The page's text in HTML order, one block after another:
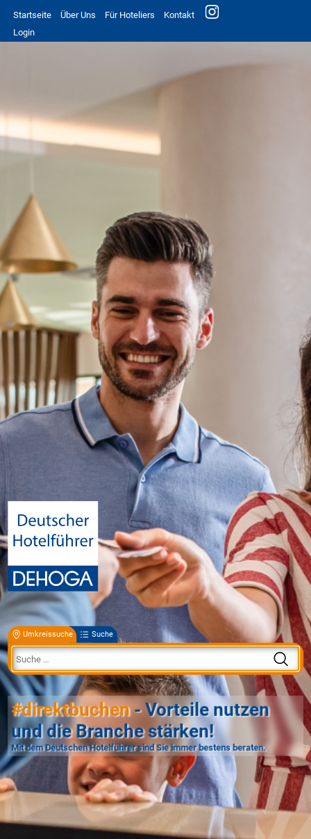
Startseite Über Uns Für Hoteliers
Kontakt
Login
Umkreissuche Suche
#direktbuchen- Vorteile nutzen
und die Branche stärken!
Mit dem Deutschen Hotelführer sind Sie immer bestens beraten.